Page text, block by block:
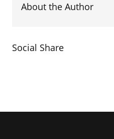
About the Author
Social Share